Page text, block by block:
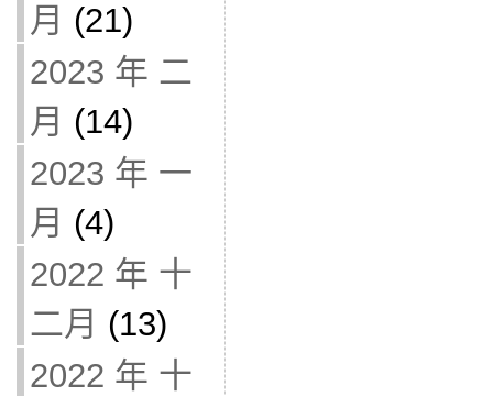
月 (21)
2023 年 二
月 (14)
2023 年 一
月 (4)
2022 年 十
二月 (13)
2022 年 十